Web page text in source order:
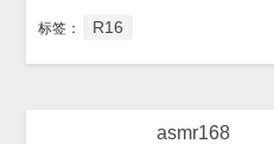
标签： R16
asmr168